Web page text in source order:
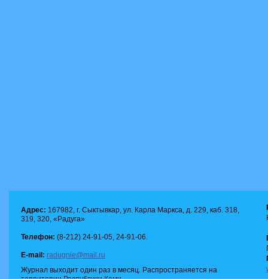
Адрес: 167982, г. Сыктывкар, ул. Карла Маркса, д. 229, каб. 318,
319, 320, «Радуга»
Телефон: (8-212) 24-91-05, 24-91-06.
E-mail: radugnie@mail.ru
Журнал выходит один раз в месяц. Распространяется на